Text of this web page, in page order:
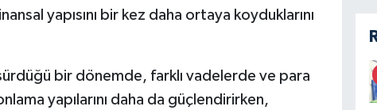
yapısını bir kez daha ortaya koyduklarını
bir dönemde, farklı vadelerde ve para
yapılarını daha da güçlendirirken,